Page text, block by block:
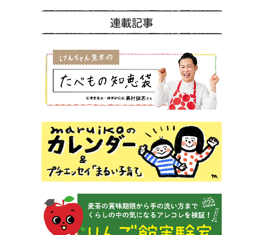
連載記事